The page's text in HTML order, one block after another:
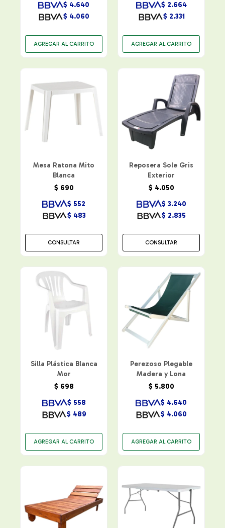
$ 4.060
$ 4.640
$ 2.331
$ 2.664
Mesa Ratona Mito
Blanca
$ 690
$ 483
$ 552
CONSULTAR
Reposera Sole Gris
Exterior
$ 4.050
$ 2.835
$ 3.240
CONSULTAR
Silla Plástica Blanca
Mor
$ 698
$ 489
$ 558
Perezoso Plegable
Madera y Lona
$ 5.800
$ 4.060
$ 4.640